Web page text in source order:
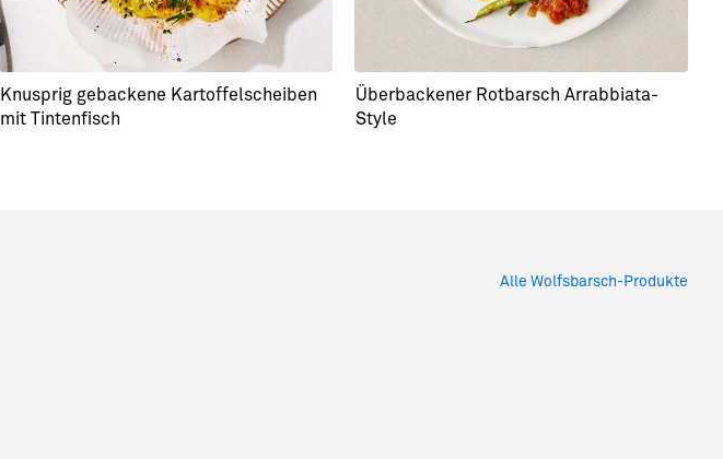
Knusprig gebackene Kartoffelscheiben
mit Tintenfisch
Überbackener Rotbarsch Arrabbiata-
Style
Alle Wolfsbarsch-Produkte